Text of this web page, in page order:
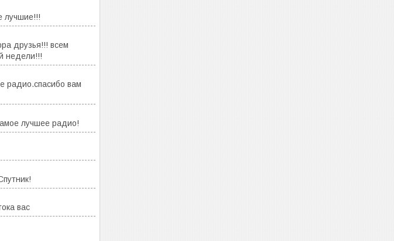
лучшие!!!
друзья!!! всем
недели!!!
радио.спасибо вам
лучшее радио!
вас